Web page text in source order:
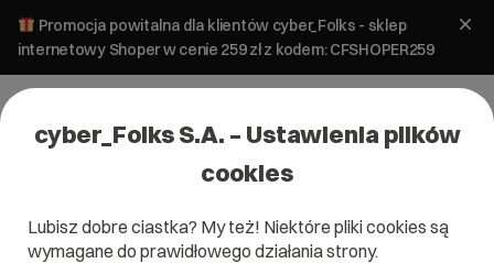
Promocja powitalna dla klientów cyber_Folks - sklep
internetowy Shoper w cenie 259 zł z kodem: CFSHOPER259
cyber_Folks S.A. – Ustawienia plików
cookies
Lubisz dobre ciastka? My też! Niektóre pliki cookies są
wymagane do prawidłowego działania strony.